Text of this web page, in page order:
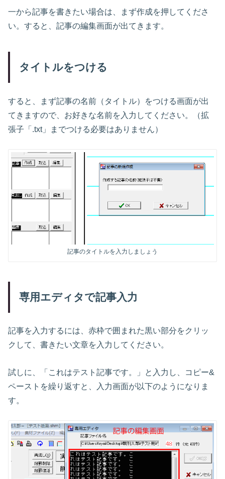
一から記事を書きたい場合は、まず作成を押してくださ
い。すると、記事の編集画面が出てきます。
タイトルをつける
すると、まず記事の名前（タイトル）をつける画面が出
てきますので、お好きな名前を入力してください。（拡
張子「.txt」までつける必要はありません）
記事のタイトルを入力しましょう
専用エディタで記事入力
記事を入力するには、赤枠で囲まれた黒い部分をクリッ
クして、書きたい文章を入力してください。
試しに、「これはテスト記事です。」と入力し、コピー&
ペーストを繰り返すと、入力画面が以下のようになりま
す。